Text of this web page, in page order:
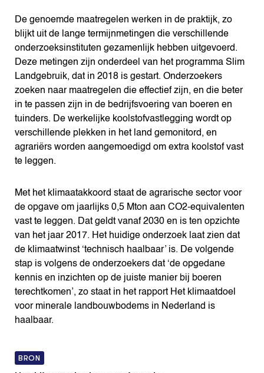
De genoemde maatregelen werken in de praktijk, zo
blijkt uit de lange termijnmetingen die verschillende
onderzoeksinstituten gezamenlijk hebben uitgevoerd.
Deze metingen zijn onderdeel van het programma Slim
Landgebruik, dat in 2018 is gestart. Onderzoekers
zoeken naar maatregelen die effectief zijn, en die beter
in te passen zijn in de bedrijfsvoering van boeren en
tuinders. De werkelijke koolstofvastlegging wordt op
verschillende plekken in het land gemonitord, en
agrariërs worden aangemoedigd om extra koolstof vast
te leggen.
Met het klimaatakkoord staat de agrarische sector voor
de opgave om jaarlijks 0,5 Mton aan CO2-equivalenten
vast te leggen. Dat geldt vanaf 2030 en is ten opzichte
van het jaar 2017. Het huidige onderzoek laat zien dat
de klimaatwinst ‘technisch haalbaar’ is. De volgende
stap is volgens de onderzoekers dat ‘de opgedane
kennis en inzichten op de juiste manier bij boeren
terechtkomen’, zo staat in het rapport Het klimaatdoel
voor minerale landbouwbodems in Nederland is
haalbaar.
BRON